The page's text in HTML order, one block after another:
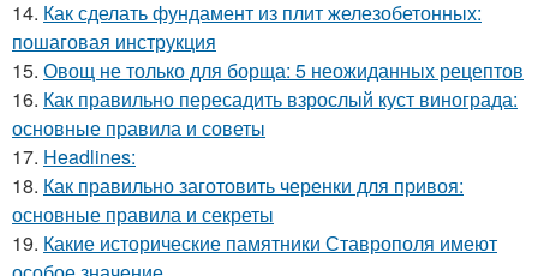
14. Как сделать фундамент из плит железобетонных:
пошаговая инструкция
15. Овощ не только для борща: 5 неожиданных рецептов
16. Как правильно пересадить взрослый куст винограда:
основные правила и советы
17. Headlines:
18. Как правильно заготовить черенки для привоя:
основные правила и секреты
19. Какие исторические памятники Ставрополя имеют